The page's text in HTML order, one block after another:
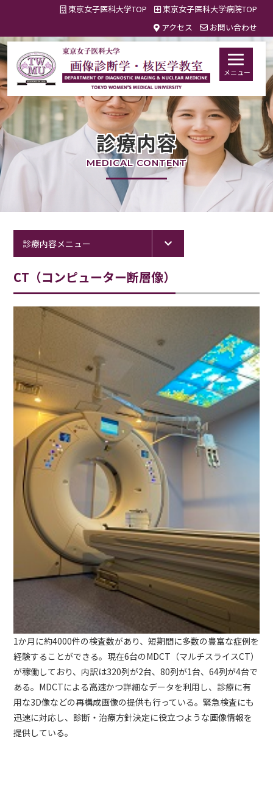
東京女子医科大学TOP
東京女子医科大学病院TOP
アクセス
お問い合わせ
メニュー
診療内容
MEDICAL CONTENT
診療内容メニュー
CT（コンピューター断層像）
1か月に約4000件の検査数があり、短期間に多数の豊富な症例を
経験することができる。現在6台のMDCT（マルチスライスCT）
が稼働しており、内訳は320列が2台、80列が1台、64列が4台で
ある。MDCTによる高速かつ詳細なデータを利用し、診療に有
用な3D像などの再構成画像の提供も行っている。緊急検査にも
迅速に対応し、診断・治療方針決定に役立つような画像情報を
提供している。